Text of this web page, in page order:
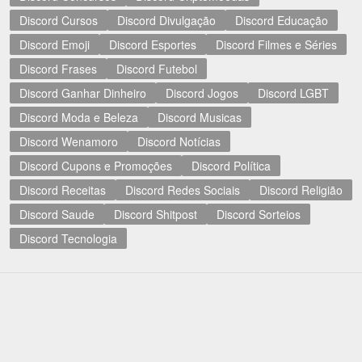
Discord Cursos
Discord Divulgação
Discord Educação
Discord Emoji
Discord Esportes
Discord Filmes e Séries
Discord Frases
Discord Futebol
Discord Ganhar Dinheiro
Discord Jogos
Discord LGBT
Discord Moda e Beleza
Discord Musicas
Discord Wenamoro
Discord Notícias
Discord Cupons e Promoções
Discord Política
Discord Receitas
Discord Redes Sociais
Discord Religião
Discord Saude
Discord Shitpost
Discord Sorteios
Discord Tecnologia